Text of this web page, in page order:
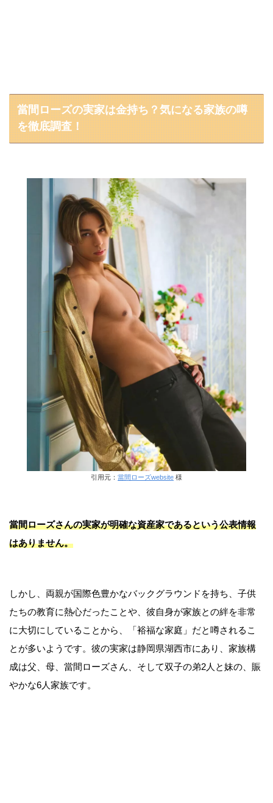
當間ローズの実家は金持ち？気になる家族の噂
を徹底調査！
引用元： 當間ローズwebsite 様
當間ローズさんの実家が明確な資産家であるという公表情報
はありません。
しかし、両親が国際色豊かなバックグラウンドを持ち、子供
たちの教育に熱心だったことや、彼自身が家族との絆を非常
に大切にしていることから、「裕福な家庭」だと噂されるこ
とが多いようです。彼の実家は静岡県湖西市にあり、家族構
成は父、母、當間ローズさん、そして双子の弟2人と妹の、賑
やかな6人家族です。